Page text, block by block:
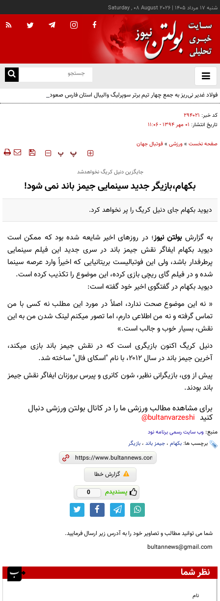
شنبه ۱۷ مرداد ۱۴۰۵ |
Saturday , 08 August 2026
باز
و
فولاد غدیر نی‌ریز به جمع چهار تیم برتر سوپرلیگ والیبال استان فارس صعود کرد
کد خبر: ۲۹۴۰۲۱
تاریخ انتشار: ۰۱ مهر ۱۳۹۴ - ۱۱:۰۶
صفحه نخست »ورزشی »فوتبال جهان
‍‍‍ پ پ
جایگزین دنیل کریگ نخواهدشد
بکهام،بازیگر جدید سینمایی جیمز باند نمی شود!
دیوید بکهام جای دنیل کریگ را پر نخواهد کرد.
به گزارشبولتن نیوز؛ در روزهای اخیر شایعه شده بود که ممکن است
دیوید بکهام ایفاگر نقش جیمز باند در سری جدید این فیلم سینمایی
پرطرفدار باشد، ولی این فوتبالیست بریتانیایی که اخیراً وارد عرصه سینما
شده و در فیلم گای ریچی بازی کرده، این موضوع را تکذیب کرده است.
دیوید بکهام در گفتگوی اخیر خود گفته است:
« نه این موضوع صحت ندارد، اصلاً در مورد این مطلب نه کسی با من
تماس گرفته و نه من اطلاعی دارم، اما تصور میکنم لینک شدن من به این
نقش، بسیار خوب و جالب است.»
دنیل کریگ اکنون بازیگری است که در نقش جیمز باند بازی میکند،
آخرین جیمز باند در سال ۲۰۱۲، با نام "اسکای فال" ساخته شد.
پیش از وی، بازیگرانی نظیر، شون کانری و پیرس بروزنان ایفاگر نقش جیمز
باند بودند.
برای مشاهده مطالب ورزشی ما را در کانال بولتن ورزشی دنبال
کنید bultanvarzeshi@
منبع: وب سایت رسمی برنامه نود
برچسب ها: بکهام ، جیمز باند ، بازیگر
گزارش خطا
پسندیدم 0
شما می توانید مطالب و تصاویر خود را به آدرس زیر ارسال فرمایید.
bultannews@gmail.com
نظر شما
نام